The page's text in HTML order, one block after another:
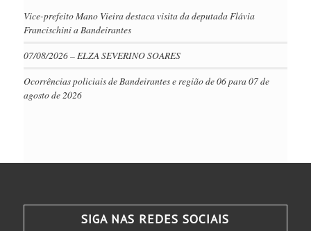
Vice-prefeito Mano Vieira destaca visita da deputada Flávia
Francischini a Bandeirantes
07/08/2026 – ELZA SEVERINO SOARES
Ocorrências policiais de Bandeirantes e região de 06 para 07 de
agosto de 2026
SIGA NAS REDES SOCIAIS